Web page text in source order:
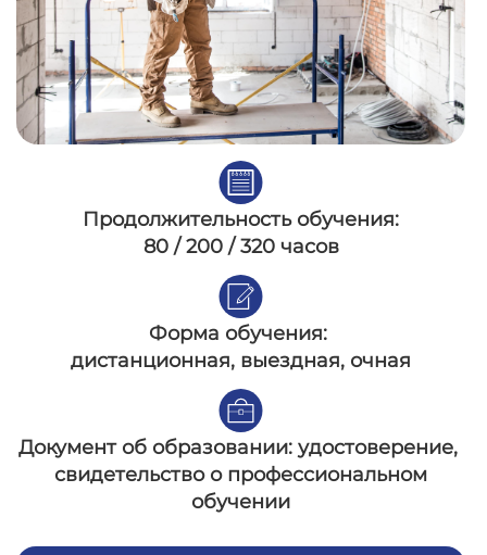
Продолжительность обучения:
80 / 200 / 320 часов
Форма обучения:
дистанционная, выездная, очная
Документ об образовании: удостоверение,
свидетельство о профессиональном
обучении